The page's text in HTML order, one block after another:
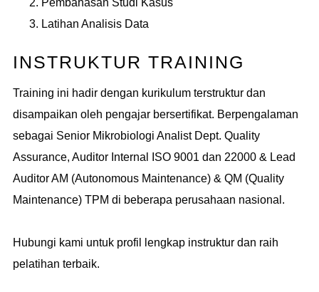
Latihan Analisis Data
INSTRUKTUR TRAINING
Training ini hadir dengan kurikulum terstruktur dan
disampaikan oleh pengajar bersertifikat. Berpengalaman
sebagai Senior Mikrobiologi Analist Dept. Quality
Assurance, Auditor Internal ISO 9001 dan 22000 & Lead
Auditor AM (Autonomous Maintenance) & QM (Quality
Maintenance) TPM di beberapa perusahaan nasional.
Hubungi kami untuk profil lengkap instruktur dan raih
pelatihan terbaik.